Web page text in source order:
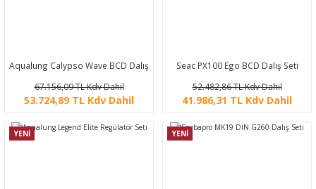
Aqualung Calypso Wave BCD Dalış
67.156,09 TL Kdv Dahil
53.724,89 TL Kdv Dahil
Seac PX100 Ego BCD Dalış Seti
52.482,86 TL Kdv Dahil
41.986,31 TL Kdv Dahil
YENİ YENİ